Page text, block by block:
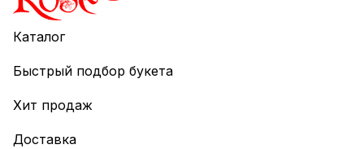
Каталог
Быстрый подбор букета
Хит продаж
Доставка